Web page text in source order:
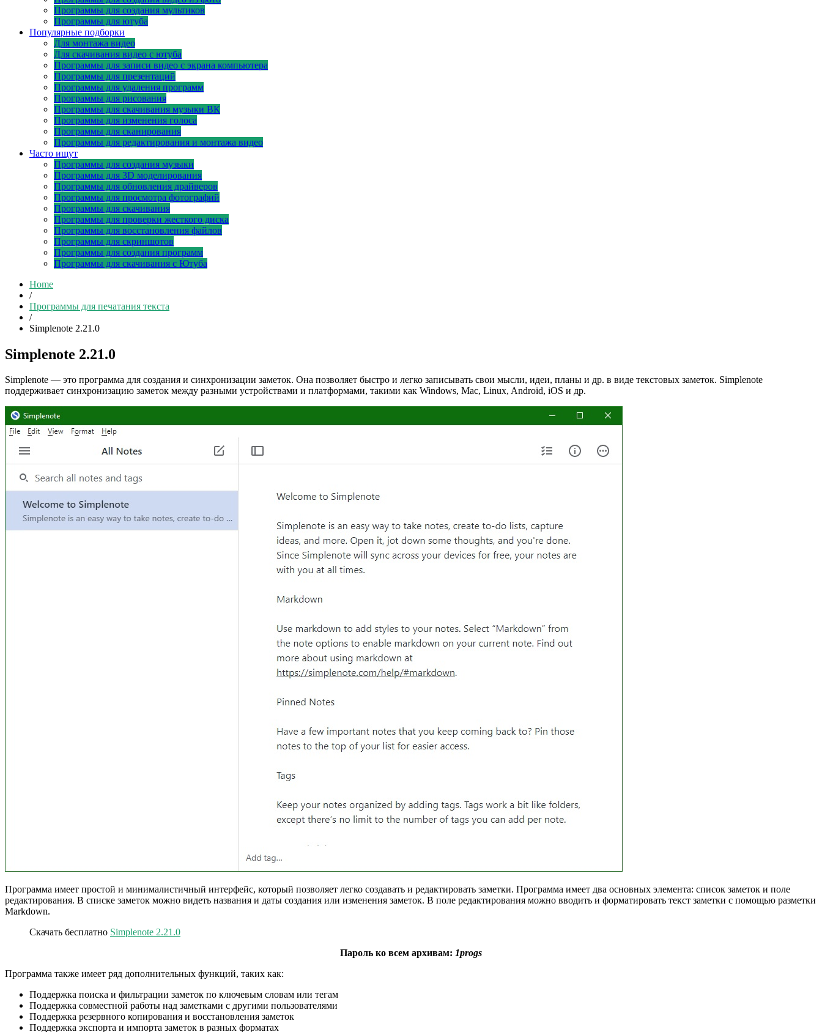
Программы для создания мультиков
Программы для ютуба
Популярные подборки
Для монтажа видео
Для скачивания видео с ютуба
Программы для записи видео с экрана компьютера
Программы для презентаций
Программы для удаления программ
Программы для рисования
Программы для скачивания музыки ВК
Программы для изменения голоса
Программы для сканирования
Программы для редактирования и монтажа видео
Часто ищут
Программы для создания музыки
Программы для 3D моделирования
Программы для обновления драйверов
Программы для просмотра фотографий
Программы для скачивания
Программы для проверки жесткого диска
Программы для восстановления файлов
Программы для скриншотов
Программы для создания программ
Программы для скачивания с Ютуба
Home
/
Программы для печатания текста
/
Simplenote 2.21.0
Simplenote 2.21.0
Simplenote — это программа для создания и синхронизации заметок. Она позволяет быстро и легко записывать свои мысли, идеи, планы и др. в виде текстовых заметок. Simplenote
поддерживает синхронизацию заметок между разными устройствами и платформами, такими как Windows, Mac, Linux, Android, iOS и др.
Программа имеет простой и минималистичный интерфейс, который позволяет легко создавать и редактировать заметки. Программа имеет два основных элемента: список заметок и поле
редактирования. В списке заметок можно видеть названия и даты создания или изменения заметок. В поле редактирования можно вводить и форматировать текст заметки с помощью разметки
Markdown.
Скачать бесплатно Simplenote 2.21.0
Пароль ко всем архивам: 1progs
Программа также имеет ряд дополнительных функций, таких как:
Поддержка поиска и фильтрации заметок по ключевым словам или тегам
Поддержка совместной работы над заметками с другими пользователями
Поддержка резервного копирования и восстановления заметок
Поддержка экспорта и импорта заметок в разных форматах